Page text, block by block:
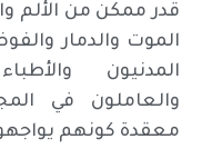
قدر ممكن من الألم
الموت والدمار
المدنيون
والعاملون في
معقدة كونهم